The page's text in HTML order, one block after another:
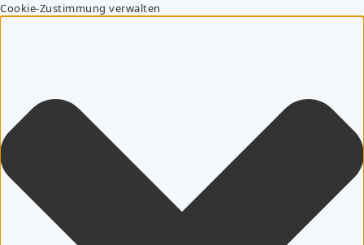
Cookie-Zustimmung verwalten